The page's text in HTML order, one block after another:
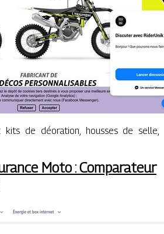
de déoration, housses de selle,
Moto : Comparateur